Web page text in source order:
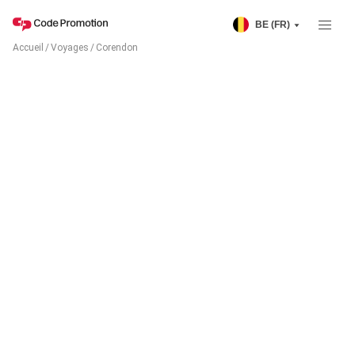
BE (FR)
Accueil /Voyages / Corendon